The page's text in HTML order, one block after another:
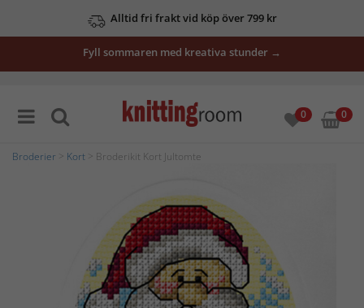
Alltid fri frakt vid köp över 799 kr
Fyll sommaren med kreativa stunder →
0 0
Broderier Kort > Broderikit Kort Jultomte